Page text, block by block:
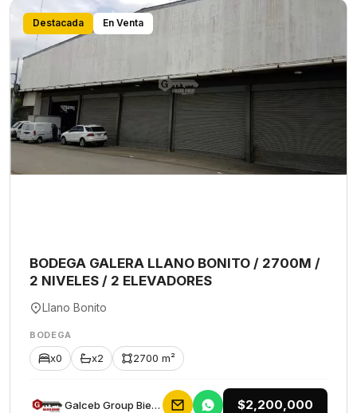
Destacada En Venta
BODEGA GALERA LLANO BONITO / 2700M /
2 NIVELES / 2 ELEVADORES
Llano Bonito
BODEGA
x0 x2 2700 m²
Galceb Group Bienes Raices $2,200,000